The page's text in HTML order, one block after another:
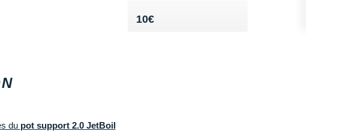
10€
Vendu 10€
du pot support 2.0 JetBoil